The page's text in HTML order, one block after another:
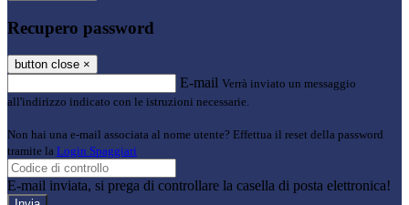
Recupero password
button close ×
E-mail Verrà inviato un messaggio
all'indirizzo indicato con le istruzioni necessarie.
Non hai una e-mail associata al nome utente? Effettua il reset della password
tramite la Login Spaggiari
E-mail inviata, si prega di controllare la casella di posta elettronica!